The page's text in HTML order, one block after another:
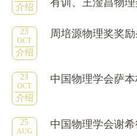
介绍
有训、王淦昌物
23
OCT
介绍
周培源物理奖奖励
23
OCT
介绍
中国物理学会萨
25
AUG
中国物理学会谢